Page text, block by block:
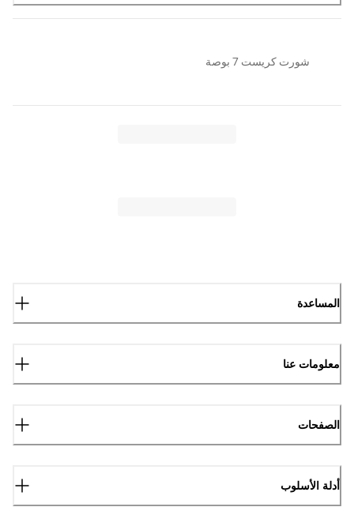
شورت كريست 7 بوصة
المساعدة
معلومات عنا
الصفحات
أدلة الأسلوب